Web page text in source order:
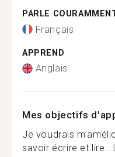
PARLE
Français
APPREND
Anglais
Mes objectifs
Je voudrais
savoir écrire et lire...